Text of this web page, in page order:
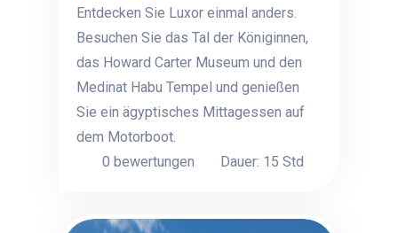
Entdecken Sie Luxor einmal anders.
Besuchen Sie das Tal der Königinnen,
das Howard Carter Museum und den
Medinat Habu Tempel und genießen
Sie ein ägyptisches Mittagessen auf
dem Motorboot.
0 bewertungen
Dauer: 15 Std